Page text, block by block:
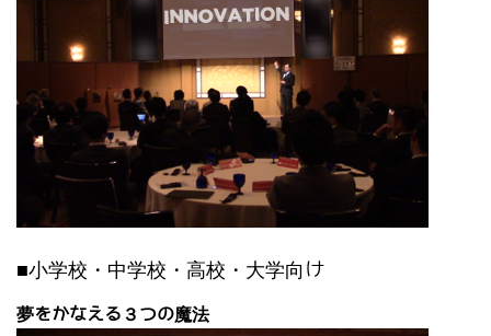
■小学校・中学校・高校・大学向け
夢をかなえる３つの魔法